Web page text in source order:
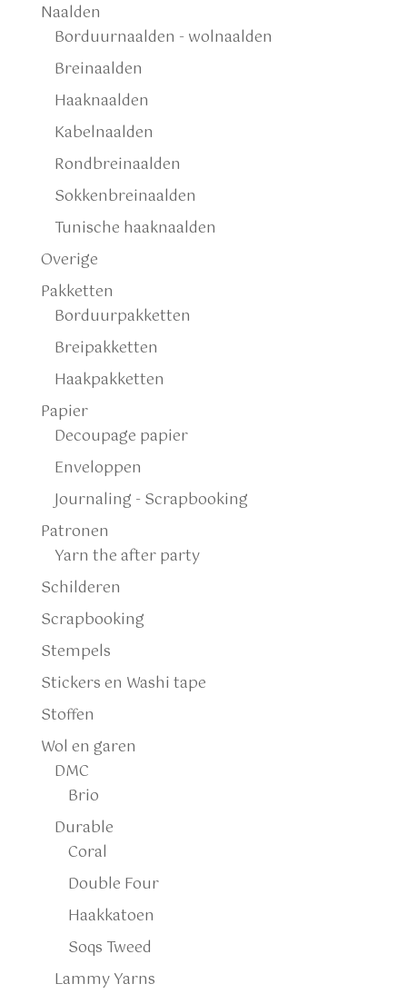
Naalden
Borduurnaalden - wolnaalden
Breinaalden
Haaknaalden
Kabelnaalden
Rondbreinaalden
Sokkenbreinaalden
Tunische haaknaalden
Overige
Pakketten
Borduurpakketten
Breipakketten
Haakpakketten
Papier
Decoupage papier
Enveloppen
Journaling - Scrapbooking
Patronen
Yarn the after party
Schilderen
Scrapbooking
Stempels
Stickers en Washi tape
Stoffen
Wol en garen
DMC
Brio
Durable
Coral
Double Four
Haakkatoen
Soqs Tweed
Lammy Yarns